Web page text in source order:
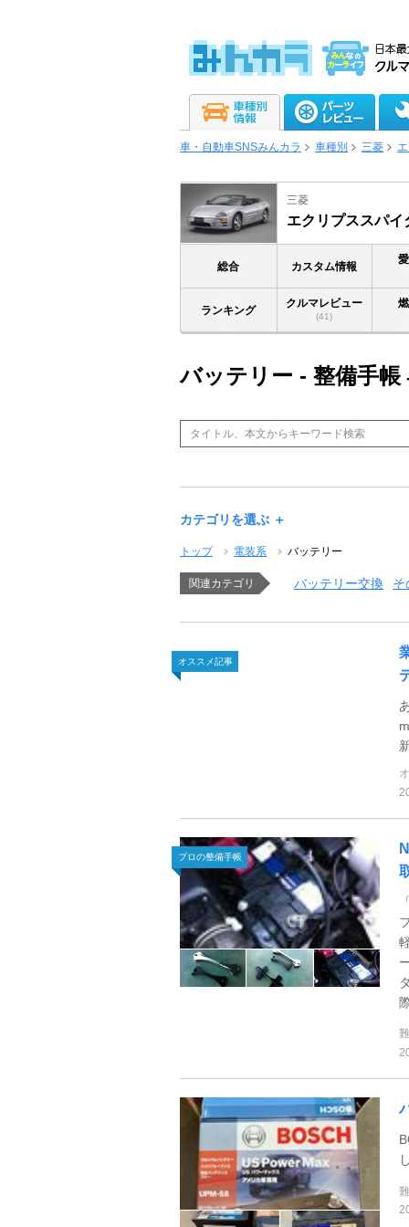
車・自動車SNSみんカラ 車種別 三菱
三菱
エクリプススパイ
総合 カスタム情報
ランキング
クルマレビュー
(41)
バッテリー - 整備手帳
カテゴリを選ぶ ＋
トップ 電装系 バッテリー
関連カテゴリ バッテリー交換 そ
オススメ記事
プロの整備手帳